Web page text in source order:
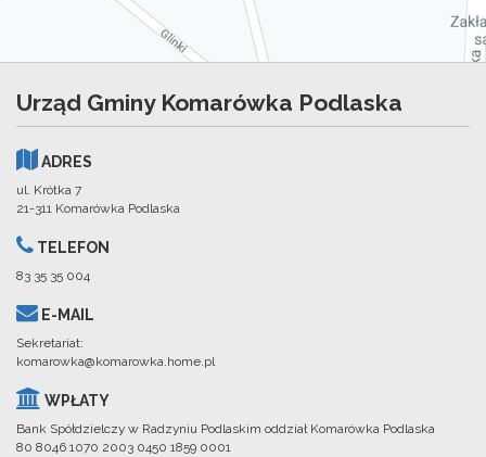
Urząd Gminy Komarówka Podlaska
ADRES
ul. Krótka 7
21-311 Komarówka Podlaska
TELEFON
83 35 35 004
E-MAIL
Sekretariat:
komarowka@komarowka.home.pl
WPŁATY
Bank Spółdzielczy w Radzyniu Podlaskim oddział Komarówka Podlaska
80 8046 1070 2003 0450 1859 0001